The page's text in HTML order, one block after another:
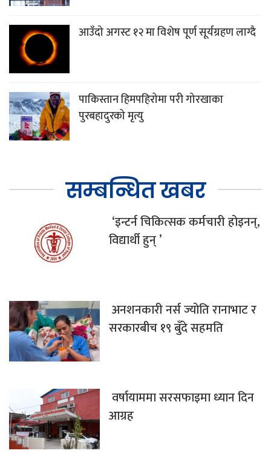
आउँदो अगस्ट १२ मा विशेष पूर्ण सूर्यग्रहण लाग्दै
पाकिस्तान हिमपहिरोमा परी गोरखाका
पुरबहादुरको मृत्यु
सम्बन्धित खबर
‘इन्टर्न चिकित्सक कर्मचारी होइनन्,
विद्यार्थी हुन् ’
अनशनकारी नर्स ज्योति रानाभाट र
सरकारबीच १९ बुँदे सहमति
वर्षायाममा सरसफाइमा ध्यान दिन
आग्रह